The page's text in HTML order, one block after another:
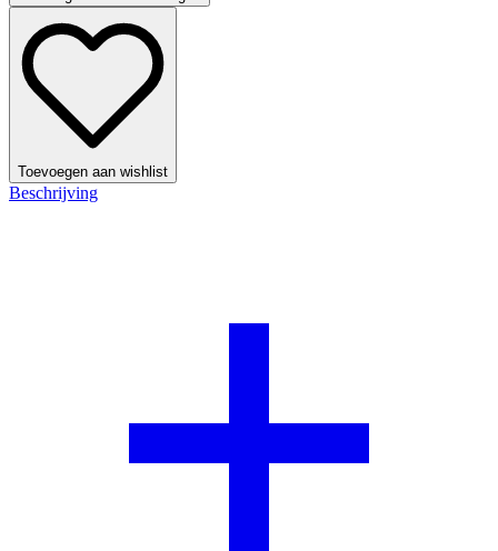
Toevoegen aan wishlist
Beschrijving